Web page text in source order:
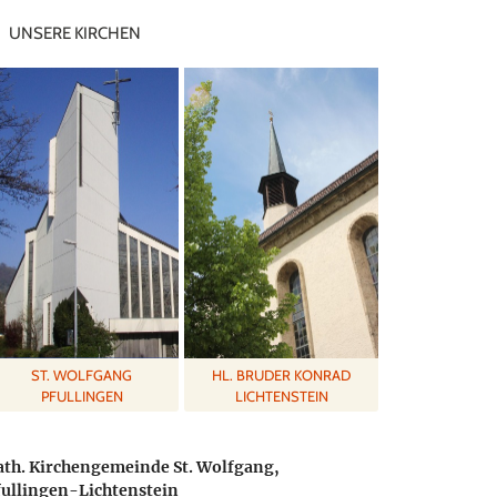
UNSERE KIRCHEN
ST. WOLFGANG
PFULLINGEN
HL. BRUDER KONRAD
LICHTENSTEIN
Kirchengemeinde St. Wolfgang,
Lichtenstein